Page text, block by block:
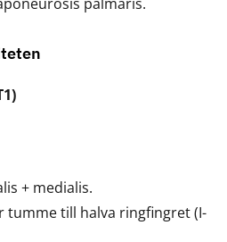
+ medialis.
tumme till halva ringfingret (I-